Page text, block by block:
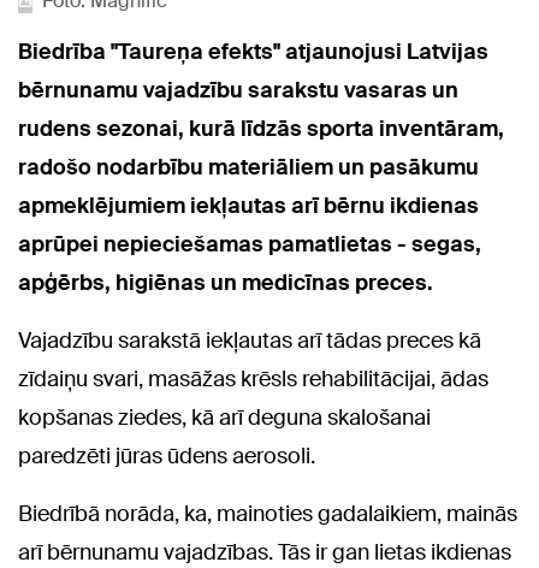
Biedrība "Taureņa efekts" atjaunojusi Latvijas
bērnunamu vajadzību sarakstu vasaras un
rudens sezonai, kurā līdzās sporta inventāram,
radošo nodarbību materiāliem un pasākumu
apmeklējumiem iekļautas arī bērnu ikdienas
aprūpei nepieciešamas pamatlietas - segas,
apģērbs, higiēnas un medicīnas preces.
Vajadzību sarakstā iekļautas arī tādas preces kā
zīdaiņu svari, masāžas krēsls rehabilitācijai, ādas
kopšanas ziedes, kā arī deguna skalošanai
paredzēti jūras ūdens aerosoli.
Biedrībā norāda, ka, mainoties gadalaikiem, mainās
arī bērnunamu vajadzības. Tās ir gan lietas ikdienas